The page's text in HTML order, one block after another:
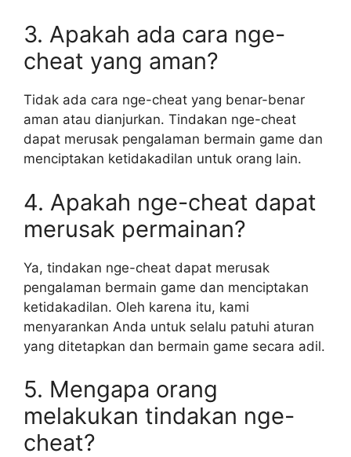
3. Apakah ada cara nge-
cheat yang aman?
Tidak ada cara nge-cheat yang benar-benar
aman atau dianjurkan. Tindakan nge-cheat
dapat merusak pengalaman bermain game dan
menciptakan ketidakadilan untuk orang lain.
4. Apakah nge-cheat dapat
merusak permainan?
Ya, tindakan nge-cheat dapat merusak
pengalaman bermain game dan menciptakan
ketidakadilan. Oleh karena itu, kami
menyarankan Anda untuk selalu patuhi aturan
yang ditetapkan dan bermain game secara adil.
5. Mengapa orang
melakukan tindakan nge-
cheat?